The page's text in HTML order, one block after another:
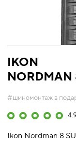
IKON
NORDMAN
#шиномонтаж в
Ikon Nordman 8